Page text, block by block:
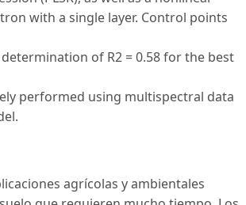
with a single layer. Control points
of R2 = 0.58 for the best
performed using multispectral data
agrícolas y ambientales